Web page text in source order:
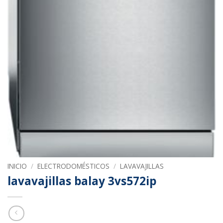
INICIO / ELECTRODOMÉSTICOS / LAVAVAJILLAS
lavavajillas balay 3vs572ip